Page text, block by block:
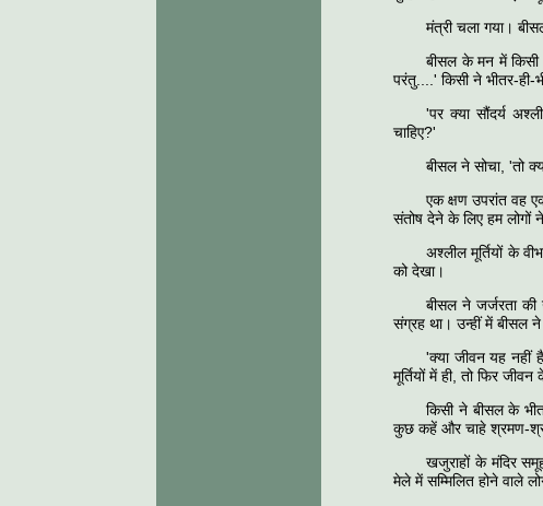
मंत्री चला गया।
बीसल के मन में किसी
परंतु....' किसी ने भीतर-ही-
'पर क्या सौंदर्य
चाहिए?'
बीसल ने सोचा, 'तो
एक क्षण उपरांत वह
संतोष देने के लिए हम लोगों
अश्लील मूर्तियों के
को देखा।
बीसल ने जर्जरता
संग्रह था। उन्हीं में बीसल ने
'क्या जीवन यह नहीं
मूर्तियों में ही, तो फिर
किसी ने बीसल के
कुछ कहें और चाहे श्रमण-
खजुराहों के मंदिर
मेले में सम्मिलित होने वाले